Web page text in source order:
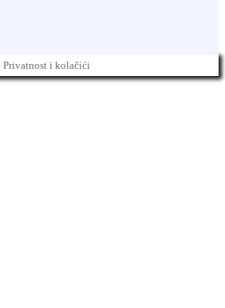
Privatnost i kolačići